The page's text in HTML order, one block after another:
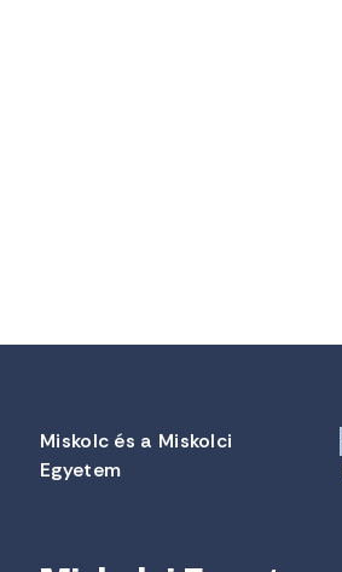
Miskolc és a Miskolci
Egyetem